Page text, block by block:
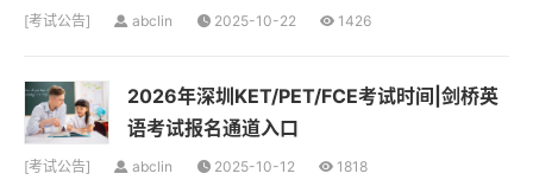
[考试公告] abclin 2025-10-22 1426
2026年深圳KET/PET/FCE考试时间|剑桥英
语考试报名通道入口
[考试公告] abclin 2025-10-12 1818